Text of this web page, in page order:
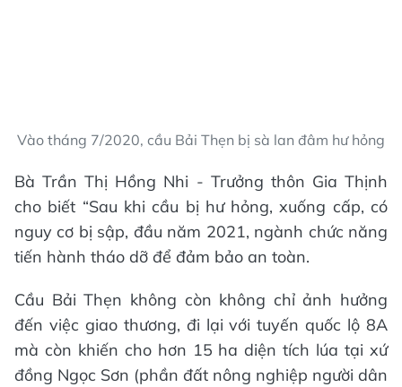
Vào tháng 7/2020, cầu Bải Thẹn bị sà lan đâm hư hỏng
Bà Trần Thị Hồng Nhi - Trưởng thôn Gia Thịnh
cho biết “Sau khi cầu bị hư hỏng, xuống cấp, có
nguy cơ bị sập, đầu năm 2021, ngành chức năng
tiến hành tháo dỡ để đảm bảo an toàn.
Cầu Bải Thẹn không còn không chỉ ảnh hưởng
đến việc giao thương, đi lại với tuyến quốc lộ 8A
mà còn khiến cho hơn 15 ha diện tích lúa tại xứ
đồng Ngọc Sơn (phần đất nông nghiệp người dân